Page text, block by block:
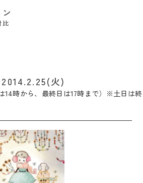
比
火)
14時から、最終日は17時まで）※土日は